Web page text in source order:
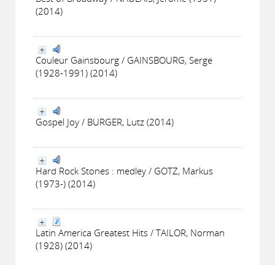
(2014)
Couleur Gainsbourg / GAINSBOURG, Serge
(1928-1991) (2014)
Gospel Joy / BURGER, Lutz (2014)
Hard Rock Stones : medley / GOTZ, Markus
(1973-) (2014)
Latin America Greatest Hits / TAILOR, Norman
(1928) (2014)